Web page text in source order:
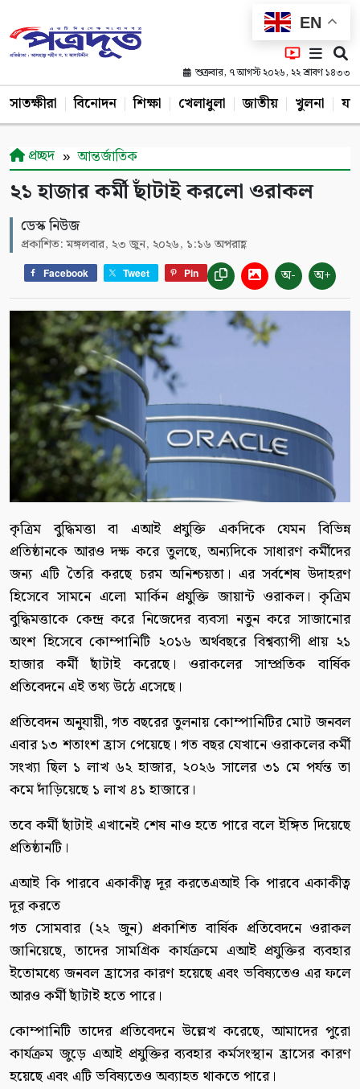
EN
শুক্রবার, ৭ আগস্ট ২০২৬, ২২ শ্রাবণ ১৪৩৩
সাতক্ষীরা বিনোদন শিক্ষা খেলাধুলা জাতীয় খুলনা
প্রচ্ছদ আন্তর্জাতিক
২১ হাজার কর্মী ছাঁটাই করলো ওরাকল
ডেস্ক নিউজ
প্রকাশিত: মঙ্গলবার, ২৩ জুন, ২০২৬, ১:১৬ অপরাহ্ণ
Facebook Tweet Pin অ- অ+
কৃত্রিম বুদ্ধিমত্তা বা এআই প্রযুক্তি একদিকে যেমন বিভিন্ন
প্রতিষ্ঠানকে আরও দক্ষ করে তুলছে, অন্যদিকে সাধারণ কর্মীদের
জন্য এটি তৈরি করছে চরম অনিশ্চয়তা। এর সর্বশেষ উদাহরণ
হিসেবে সামনে এলো মার্কিন প্রযুক্তি জায়ান্ট ওরাকল। কৃত্রিম
বুদ্ধিমত্তাকে কেন্দ্র করে নিজেদের ব্যবসা নতুন করে সাজানোর
অংশ হিসেবে কোম্পানিটি ২০১৬ অর্থবছরে বিশ্বব্যাপী প্রায় ২১
হাজার কর্মী ছাঁটাই করেছে। ওরাকলের সাম্প্রতিক বার্ষিক
প্রতিবেদনে এই তথ্য উঠে এসেছে।
প্রতিবেদন অনুযায়ী, গত বছরের তুলনায় কোম্পানিটির মোট জনবল
এবার ১৩ শতাংশ হ্রাস পেয়েছে। গত বছর যেখানে ওরাকলের কর্মী
সংখ্যা ছিল ১ লাখ ৬২ হাজার, ২০২৬ সালের ৩১ মে পর্যন্ত তা
কমে দাঁড়িয়েছে ১ লাখ ৪১ হাজারে।
তবে কর্মী ছাঁটাই এখানেই শেষ নাও হতে পারে বলে ইঙ্গিত দিয়েছে
প্রতিষ্ঠানটি।
এআই কি পারবে একাকীত্ব দূর করতেএআই কি পারবে একাকীত্ব
দূর করতে
গত সোমবার (২২ জুন) প্রকাশিত বার্ষিক প্রতিবেদনে ওরাকল
জানিয়েছে, তাদের সামগ্রিক কার্যক্রমে এআই প্রযুক্তির ব্যবহার
ইতোমধ্যে জনবল হ্রাসের কারণ হয়েছে এবং ভবিষ্যতেও এর ফলে
আরও কর্মী ছাঁটাই হতে পারে।
কোম্পানিটি তাদের প্রতিবেদনে উল্লেখ করেছে, আমাদের পুরো
কার্যক্রম জুড়ে এআই প্রযুক্তির ব্যবহার কর্মসংস্থান হ্রাসের কারণ
হয়েছে এবং এটি ভবিষ্যতেও অব্যাহত থাকতে পারে।